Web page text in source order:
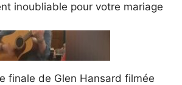
inoubliable pour votre mariage
finale de Glen Hansard filmée